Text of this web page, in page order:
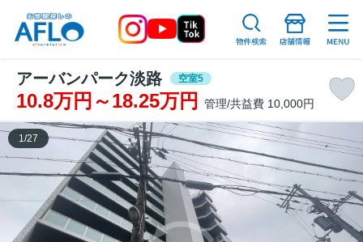
アーバンパーク淡路 空室5
10.8万円～18.25万円 管理/共益費 10,000円
1/27